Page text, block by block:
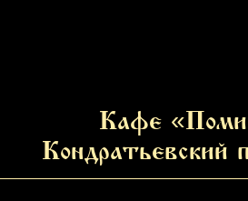
Кафе
Кондратьевский